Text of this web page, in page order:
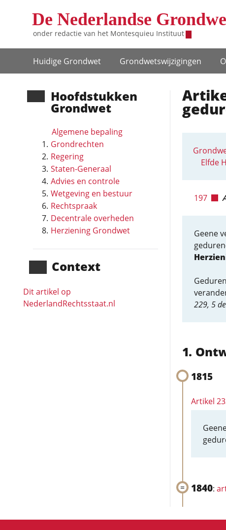
De Nederlandse
onder redactie van het Montesquieu Instituut
Hoofdnavigatie
Huidige Grondwet Grondwets­wijzigingen
Hoofd­stukken
Grondwet
Algemene bepaling
Grondrechten
Regering
Staten-Generaal
Advies en controle
Wetgeving en bestuur
Rechtspraak
Decentrale overheden
Herziening Grondwet
Context
Dit artikel op
NederlandRechts­staat.nl
Elfde
197
Geene
229, 5
1815
Artikel
1840: